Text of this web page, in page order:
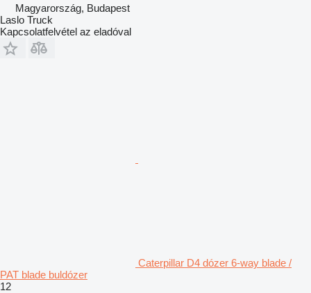
Magyarország, Budapest
Laslo Truck
Kapcsolatfelvétel az eladóval
Caterpillar D4 dózer 6-way blade /
PAT blade buldózer
12